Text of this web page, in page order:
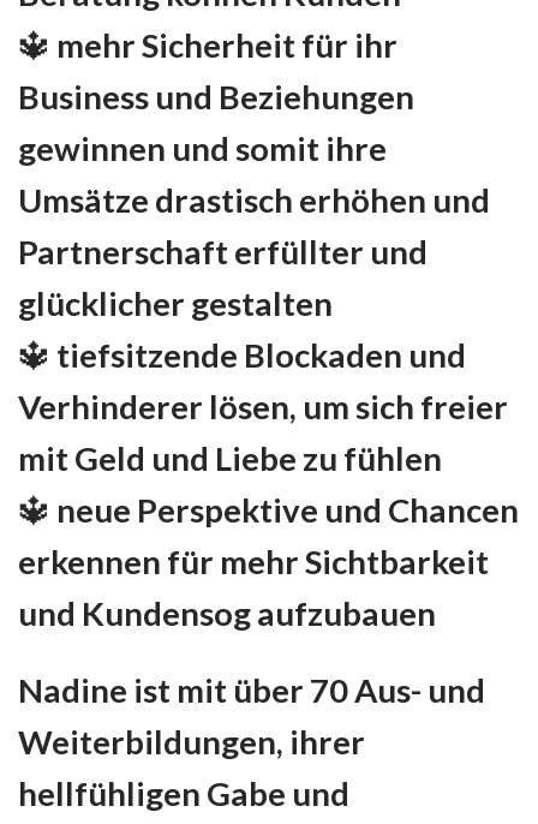
🔱 mehr Sicherheit für ihr
Business und Beziehungen
gewinnen und somit ihre
Umsätze drastisch erhöhen und
Partnerschaft erfüllter und
glücklicher gestalten
🔱 tiefsitzende Blockaden und
Verhinderer lösen, um sich freier
mit Geld und Liebe zu fühlen
🔱 neue Perspektive und Chancen
erkennen für mehr Sichtbarkeit
und Kundensog aufzubauen
Nadine ist mit über 70 Aus- und
Weiterbildungen, ihrer
hellfühligen Gabe und